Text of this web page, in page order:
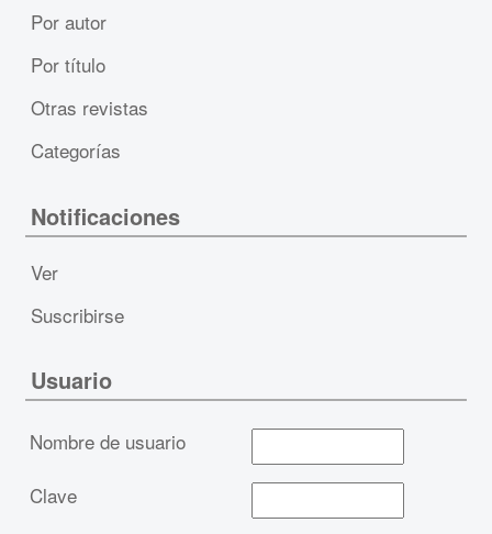
Por autor
Por título
Otras revistas
Categorías
Notificaciones
Ver
Suscribirse
Usuario
Nombre de usuario
Clave